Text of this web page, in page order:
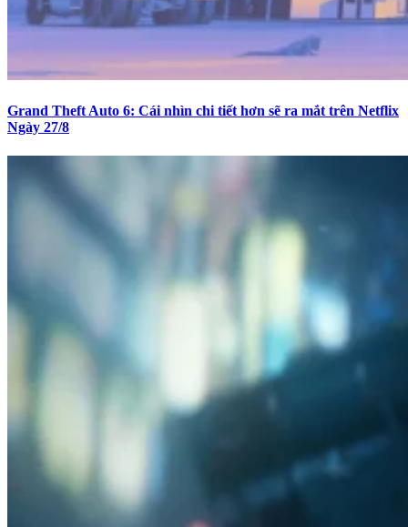
Grand Theft Auto 6: Cái nhìn chi tiết hơn sẽ ra mắt trên Netflix
Ngày 27/8